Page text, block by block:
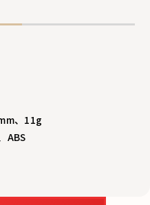
、11g
ABS